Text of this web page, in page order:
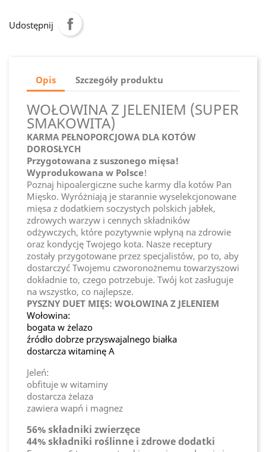
Udostępnij
Opis Szczegóły produktu
WOŁOWINA Z JELENIEM (SUPER
SMAKOWITA)
KARMA PEŁNOPORCJOWA DLA KOTÓW
DOROSŁYCH
Przygotowana z suszonego mięsa!
Wyprodukowana w Polsce!
Poznaj hipoalergiczne suche karmy dla kotów Pan
Mięsko. Wyróżniają je starannie wyselekcjonowane
mięsa z dodatkiem soczystych polskich jabłek,
zdrowych warzyw i cennych składników
odżywczych, które pozytywnie wpłyną na zdrowie
oraz kondycję Twojego kota. Nasze receptury
zostały przygotowane przez specjalistów, po to, aby
dostarczyć Twojemu czworonożnemu towarzyszowi
dokładnie to, czego potrzebuje. Twój kot zasługuje
na wszystko, co najlepsze.
PYSZNY DUET MIĘS: WOŁOWINA Z JELENIEM
Wołowina:
bogata w żelazo
źródło dobrze przyswajalnego białka
dostarcza witaminę A
Jeleń:
obfituje w witaminy
dostarcza żelaza
zawiera wapń i magnez
56% składniki zwierzęce
44% składniki roślinne i zdrowe dodatki